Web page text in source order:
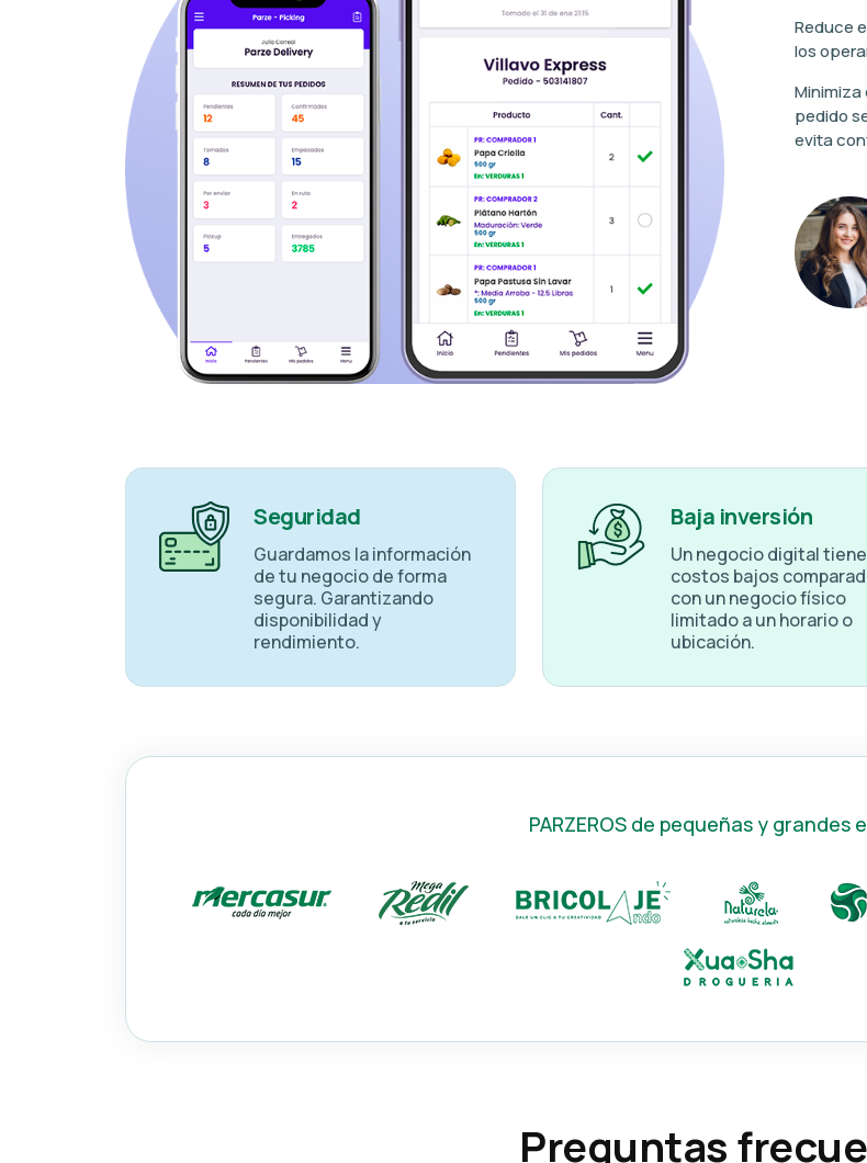
Reduce
los
pedido
evita
Seguridad
Guardamos la información
de tu negocio de forma
segura. Garantizando
disponibilidad y
rendimiento.
Baja inversión
Un negocio digital tiene
costos bajos
con un negocio físico
limitado a un horario o
ubicación.
PARZEROS de pequeñas y grandes
Preguntas